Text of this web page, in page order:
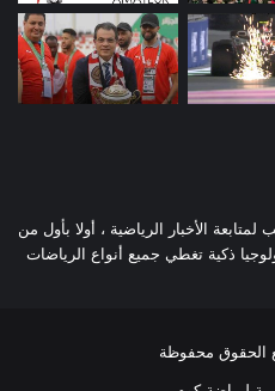
الأخبار الرياضية ، أولا بأول من
ذكية تغطي جميع أنواع الرياضات
الحقوق محفوظة